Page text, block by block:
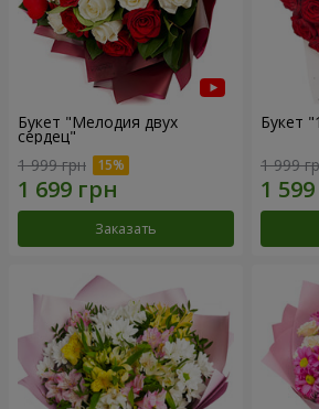
Букет "Мелодия двух
сердец"
1 999 грн
Заказать
Букет
1 999